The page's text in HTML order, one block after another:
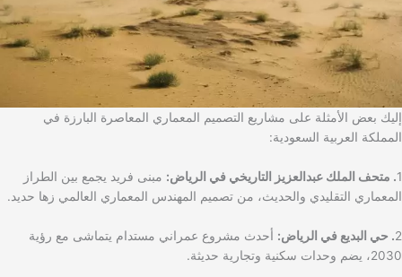
إليك بعض الأمثلة على مشاريع التصميم المعماري المعاصرة البارزة في
المملكة العربية السعودية:
1. متحف الملك عبدالعزيز التاريخي في الرياض: مبنى فريد يجمع بين الطراز
المعماري التقليدي والحديث، من تصميم المهندس المعماري العالمي زها حديد.
2. حي البديع في الرياض: أحدث مشروع عمراني مستدام يتماشى مع رؤية
2030، يضم وحدات سكنية وتجارية حديثة.